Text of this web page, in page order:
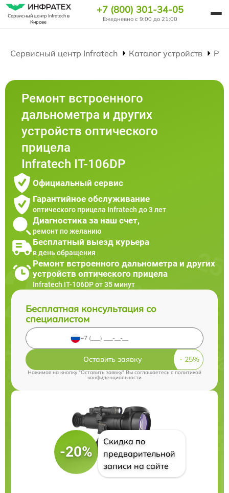
Сервисный центр Infratechв
Кирове
+7 (800) 301-34-05
Ежедневно с 9:00 до 21:00
Сервисный центр Infratech Каталог устройств
Ремонт встроенного
дальнометра и других
устройств оптического
прицела
Infratech IT-106DP
Официальный сервис
Гарантийное обслуживание
оптического прицела Infratech до 3 лет
Диагностика за наш счет,
ремонт по желанию
Бесплатный выезд курьера
в день обращения
Ремонт встроенного дальнометра и других
устройств оптического прицела
Infratech IT-106DP от 35 минут
Бесплатная консультация со
специалистом
Оставить заявку
Нажимая на кнопку "Оставить заявку" Вы соглашаетесь cполитикой
конфиденциальности
-20%
Скидка по
предварительной
записи на сайте